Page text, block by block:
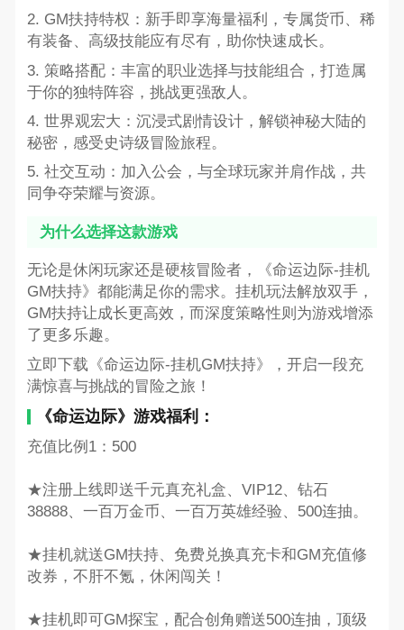
2. GM扶持特权：新手即享海量福利，专属货币、稀
有装备、高级技能应有尽有，助你快速成长。
3. 策略搭配：丰富的职业选择与技能组合，打造属
于你的独特阵容，挑战更强敌人。
4. 世界观宏大：沉浸式剧情设计，解锁神秘大陆的
秘密，感受史诗级冒险旅程。
5. 社交互动：加入公会，与全球玩家并肩作战，共
同争夺荣耀与资源。
为什么选择这款游戏
无论是休闲玩家还是硬核冒险者，《命运边际-挂机
GM扶持》都能满足你的需求。挂机玩法解放双手，
GM扶持让成长更高效，而深度策略性则为游戏增添
了更多乐趣。
立即下载《命运边际-挂机GM扶持》，开启一段充
满惊喜与挑战的冒险之旅！
《命运边际》游戏福利：
充值比例1：500
★注册上线即送千元真充礼盒、VIP12、钻石
38888、一百万金币、一百万英雄经验、500连抽。
★挂机就送GM扶持、免费兑换真充卡和GM充值修
改券，不肝不氪，休闲闯关！
★挂机即可GM探宝，配合创角赠送500连抽，顶级